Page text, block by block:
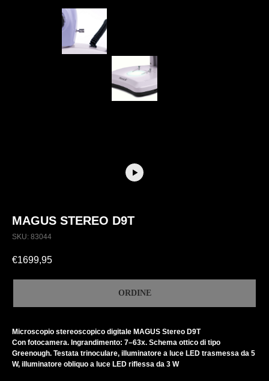
MAGUS STEREO D9T
SKU: 83044
€1699,95
ORDINE
Microscopio stereoscopico digitale MAGUS Stereo D9T
Con fotocamera. Ingrandimento: 7–63x. Schema ottico di tipo
Greenough. Testata trinoculare, illuminatore a luce LED trasmessa da 5
W, illuminatore obliquo a luce LED riflessa da 3 W